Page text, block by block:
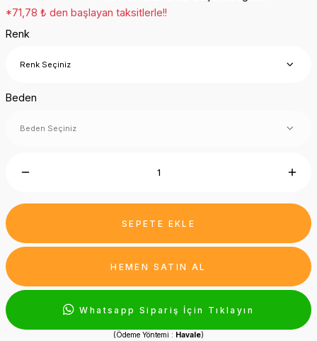
*71,78 ₺ den başlayan taksitlerle!!
Renk
Beden
SEPETE EKLE
HEMEN SATIN AL
Whatsapp Sipariş İçin Tıklayın
(Ödeme Yöntemi : Havale)